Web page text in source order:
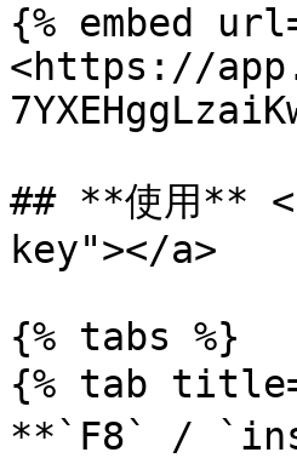
{% embed
<https://
## **使用**
key"></a>
{% tabs %}
{% tab
**`F8` /